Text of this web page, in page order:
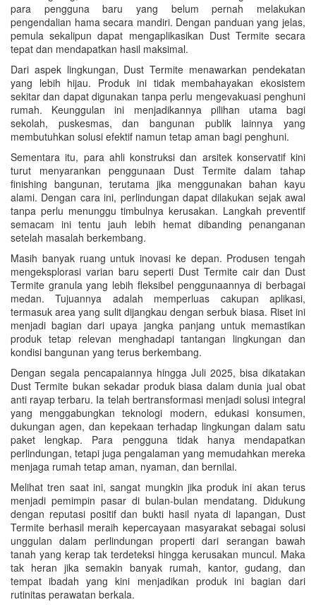
para pengguna baru yang belum pernah melakukan
pengendalian hama secara mandiri. Dengan panduan yang jelas,
pemula sekalipun dapat mengaplikasikan Dust Termite secara
tepat dan mendapatkan hasil maksimal.
Dari aspek lingkungan, Dust Termite menawarkan pendekatan
yang lebih hijau. Produk ini tidak membahayakan ekosistem
sekitar dan dapat digunakan tanpa perlu mengevakuasi penghuni
rumah. Keunggulan ini menjadikannya pilihan utama bagi
sekolah, puskesmas, dan bangunan publik lainnya yang
membutuhkan solusi efektif namun tetap aman bagi penghuni.
Sementara itu, para ahli konstruksi dan arsitek konservatif kini
turut menyarankan penggunaan Dust Termite dalam tahap
finishing bangunan, terutama jika menggunakan bahan kayu
alami. Dengan cara ini, perlindungan dapat dilakukan sejak awal
tanpa perlu menunggu timbulnya kerusakan. Langkah preventif
semacam ini tentu jauh lebih hemat dibanding penanganan
setelah masalah berkembang.
Masih banyak ruang untuk inovasi ke depan. Produsen tengah
mengeksplorasi varian baru seperti Dust Termite cair dan Dust
Termite granula yang lebih fleksibel penggunaannya di berbagai
medan. Tujuannya adalah memperluas cakupan aplikasi,
termasuk area yang sulit dijangkau dengan serbuk biasa. Riset ini
menjadi bagian dari upaya jangka panjang untuk memastikan
produk tetap relevan menghadapi tantangan lingkungan dan
kondisi bangunan yang terus berkembang.
Dengan segala pencapaiannya hingga Juli 2025, bisa dikatakan
Dust Termite bukan sekadar produk biasa dalam dunia jual obat
anti rayap terbaru. Ia telah bertransformasi menjadi solusi integral
yang menggabungkan teknologi modern, edukasi konsumen,
dukungan agen, dan kepekaan terhadap lingkungan dalam satu
paket lengkap. Para pengguna tidak hanya mendapatkan
perlindungan, tetapi juga pengalaman yang memudahkan mereka
menjaga rumah tetap aman, nyaman, dan bernilai.
Melihat tren saat ini, sangat mungkin jika produk ini akan terus
menjadi pemimpin pasar di bulan-bulan mendatang. Didukung
dengan reputasi positif dan bukti hasil nyata di lapangan, Dust
Termite berhasil meraih kepercayaan masyarakat sebagai solusi
unggulan dalam perlindungan properti dari serangan bawah
tanah yang kerap tak terdeteksi hingga kerusakan muncul. Maka
tak heran jika semakin banyak rumah, kantor, gudang, dan
tempat ibadah yang kini menjadikan produk ini bagian dari
rutinitas perawatan berkala.